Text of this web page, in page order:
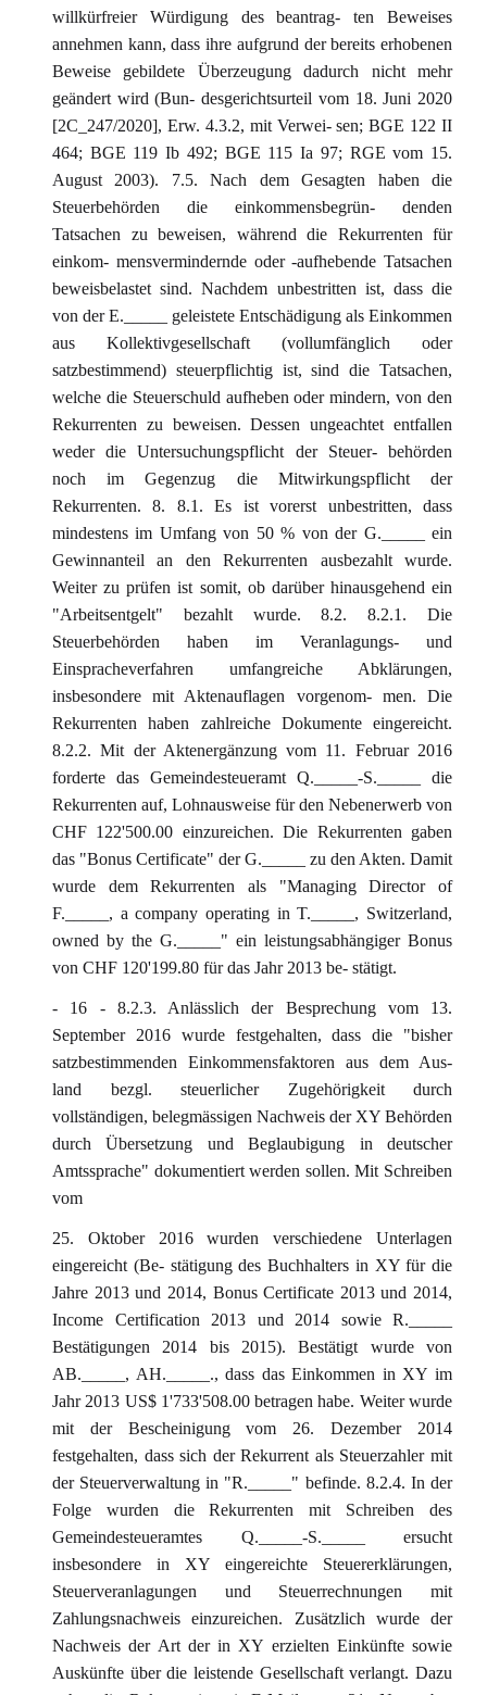
willkürfreier Würdigung des beantrag- ten Beweises
annehmen kann, dass ihre aufgrund der bereits erhobenen
Beweise gebildete Überzeugung dadurch nicht mehr
geändert wird (Bun- desgerichtsurteil vom 18. Juni 2020
[2C_247/2020], Erw. 4.3.2, mit Verwei- sen; BGE 122 II
464; BGE 119 Ib 492; BGE 115 Ia 97; RGE vom 15.
August 2003). 7.5. Nach dem Gesagten haben die
Steuerbehörden die einkommensbegrün- denden
Tatsachen zu beweisen, während die Rekurrenten für
einkom- mensvermindernde oder -aufhebende Tatsachen
beweisbelastet sind. Nachdem unbestritten ist, dass die
von der E._____ geleistete Entschädigung als Einkommen
aus Kollektivgesellschaft (vollumfänglich oder
satzbestimmend) steuerpflichtig ist, sind die Tatsachen,
welche die Steuerschuld aufheben oder mindern, von den
Rekurrenten zu beweisen. Dessen ungeachtet entfallen
weder die Untersuchungspflicht der Steuer- behörden
noch im Gegenzug die Mitwirkungspflicht der
Rekurrenten. 8. 8.1. Es ist vorerst unbestritten, dass
mindestens im Umfang von 50 % von der G._____ ein
Gewinnanteil an den Rekurrenten ausbezahlt wurde.
Weiter zu prüfen ist somit, ob darüber hinausgehend ein
"Arbeitsentgelt" bezahlt wurde. 8.2. 8.2.1. Die
Steuerbehörden haben im Veranlagungs- und
Einspracheverfahren umfangreiche Abklärungen,
insbesondere mit Aktenauflagen vorgenom- men. Die
Rekurrenten haben zahlreiche Dokumente eingereicht.
8.2.2. Mit der Aktenergänzung vom 11. Februar 2016
forderte das Gemeindesteueramt Q._____-S._____ die
Rekurrenten auf, Lohnausweise für den Nebenerwerb von
CHF 122'500.00 einzureichen. Die Rekurrenten gaben
das "Bonus Certificate" der G._____ zu den Akten. Damit
wurde dem Rekurrenten als "Managing Director of
F._____, a company operating in T._____, Switzerland,
owned by the G._____" ein leistungsabhängiger Bonus
von CHF 120'199.80 für das Jahr 2013 be- stätigt.
- 16 - 8.2.3. Anlässlich der Besprechung vom 13.
September 2016 wurde festgehalten, dass die "bisher
satzbestimmenden Einkommensfaktoren aus dem Aus-
land bezgl. steuerlicher Zugehörigkeit durch
vollständigen, belegmässigen Nachweis der XY Behörden
durch Übersetzung und Beglaubigung in deutscher
Amtssprache" dokumentiert werden sollen. Mit Schreiben
vom
25. Oktober 2016 wurden verschiedene Unterlagen
eingereicht (Be- stätigung des Buchhalters in XY für die
Jahre 2013 und 2014, Bonus Certificate 2013 und 2014,
Income Certification 2013 und 2014 sowie R._____
Bestätigungen 2014 bis 2015). Bestätigt wurde von
AB._____, AH._____., dass das Einkommen in XY im
Jahr 2013 US$ 1'733'508.00 betragen habe. Weiter wurde
mit der Bescheinigung vom 26. Dezember 2014
festgehalten, dass sich der Rekurrent als Steuerzahler mit
der Steuerverwaltung in "R._____" befinde. 8.2.4. In der
Folge wurden die Rekurrenten mit Schreiben des
Gemeindesteueramtes Q._____-S._____ ersucht
insbesondere in XY eingereichte Steuererklärungen,
Steuerveranlagungen und Steuerrechnungen mit
Zahlungsnachweis einzureichen. Zusätzlich wurde der
Nachweis der Art der in XY erzielten Einkünfte sowie
Auskünfte über die leistende Gesellschaft verlangt. Dazu